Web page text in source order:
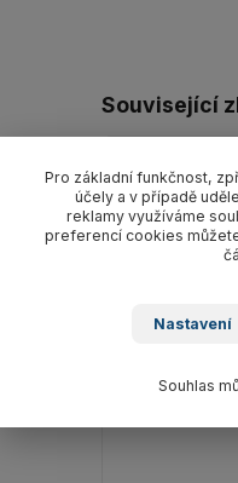
Související
Pro základní funkčnost,
účely a v případě
reklamy využíváme
preferencí cookies
Nastavení
Souhlas